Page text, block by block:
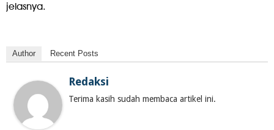
jelasnya.
Author Recent Posts
Redaksi
Terima kasih sudah membaca artikel ini.